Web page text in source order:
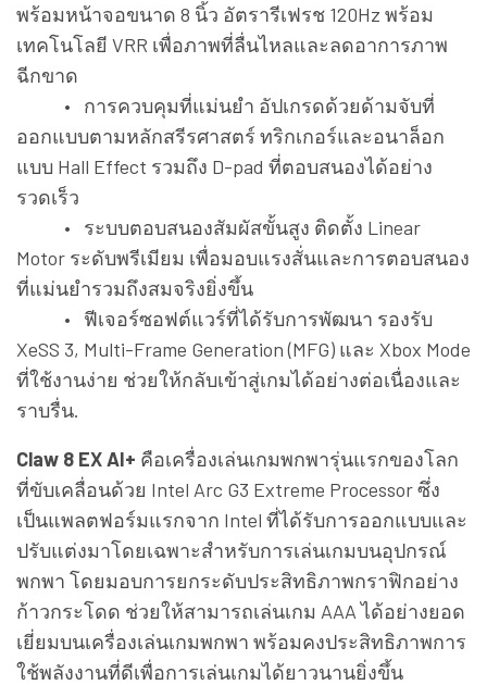
พร้อมหน้าจอขนาด 8 นิ้ว อัตรารีเฟรช 120Hz พร้อม
เทคโนโลยี VRR เพื่อภาพที่ลื่นไหลและลดอาการภาพ
ฉีกขาด
• การควบคุมที่แม่นยำ อัปเกรดด้วยด้ามจับที่
ออกแบบตามหลักสรีรศาสตร์ ทริกเกอร์และอนาล็อก
แบบ Hall Effect รวมถึง D-pad ที่ตอบสนองได้อย่าง
รวดเร็ว
• ระบบตอบสนองสัมผัสขั้นสูง ติดตั้ง Linear
Motor ระดับพรีเมียม เพื่อมอบแรงสั่นและการตอบสนอง
ที่แม่นยำรวมถึงสมจริงยิ่งขึ้น
• ฟีเจอร์ซอฟต์แวร์ที่ได้รับการพัฒนา รองรับ
XeSS 3, Multi-Frame Generation (MFG) และ Xbox Mode
ที่ใช้งานง่าย ช่วยให้กลับเข้าสู่เกมได้อย่างต่อเนื่องและ
ราบรื่น.
Claw 8 EX AI+ คือเครื่องเล่นเกมพกพารุ่นแรกของโลก
ที่ขับเคลื่อนด้วย Intel Arc G3 Extreme Processor ซึ่ง
เป็นแพลตฟอร์มแรกจาก Intel ที่ได้รับการออกแบบและ
ปรับแต่งมาโดยเฉพาะสำหรับการเล่นเกมบนอุปกรณ์
พกพา โดยมอบการยกระดับประสิทธิภาพกราฟิกอย่าง
ก้าวกระโดด ช่วยให้สามารถเล่นเกม AAA ได้อย่างยอด
เยี่ยมบนเครื่องเล่นเกมพกพา พร้อมคงประสิทธิภาพการ
ใช้พลังงานที่ดีเพื่อการเล่นเกมได้ยาวนานยิ่งขึ้น